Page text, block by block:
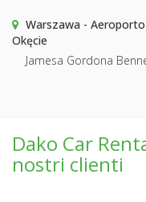
Warszawa - Aeroporto
Okęcie
Jamesa Gordona
Dako Car
nostri clienti